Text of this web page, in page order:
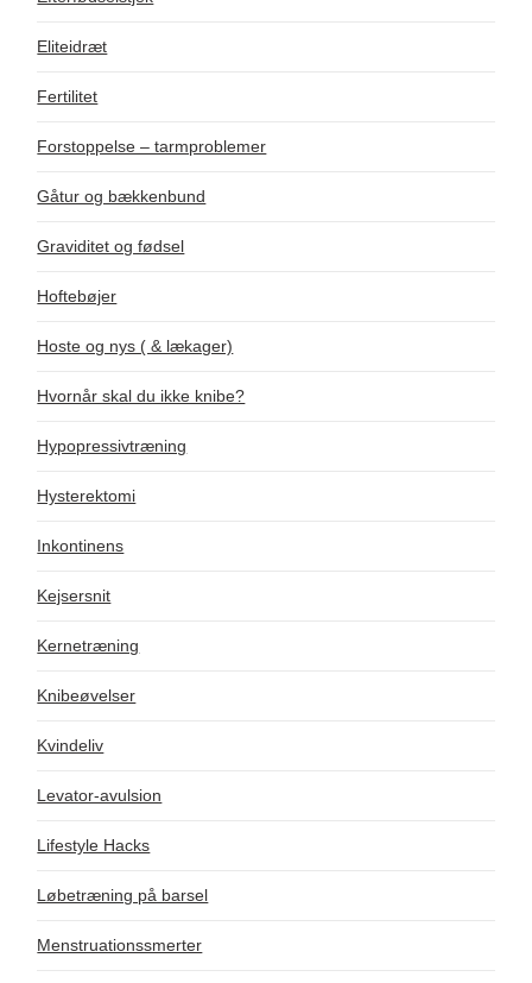
Eliteidræt
Fertilitet
Forstoppelse – tarmproblemer
Gåtur og bækkenbund
Graviditet og fødsel
Hoftebøjer
Hoste og nys ( & lækager)
Hvornår skal du ikke knibe?
Hypopressivtræning
Hysterektomi
Inkontinens
Kejsersnit
Kernetræning
Knibeøvelser
Kvindeliv
Levator-avulsion
Lifestyle Hacks
Løbetræning på barsel
Menstruationssmerter